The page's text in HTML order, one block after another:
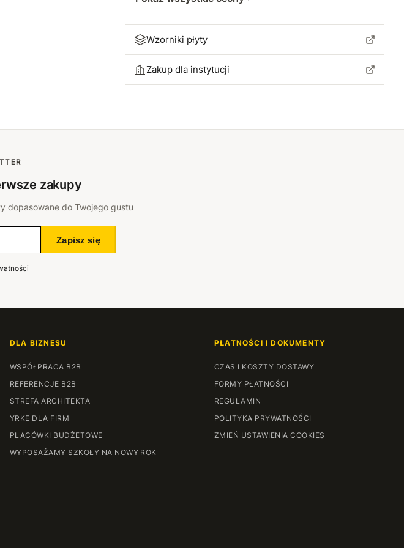
Wzorniki płyty
Zakup dla instytucji
zakupy
dopasowane do Twojego gustu
Zapisz się
DLA BIZNESU
WSPÓŁPRACA B2B
REFERENCJE B2B
STREFA ARCHITEKTA
YRKE DLA FIRM
PLACÓWKI BUDŻETOWE
WYPOSAŻAMY SZKOŁY NA NOWY ROK
PŁATNOŚCI I DOKUMENTY
CZAS I KOSZTY DOSTAWY
FORMY PŁATNOŚCI
REGULAMIN
POLITYKA PRYWATNOŚCI
ZMIEŃ USTAWIENIA COOKIES